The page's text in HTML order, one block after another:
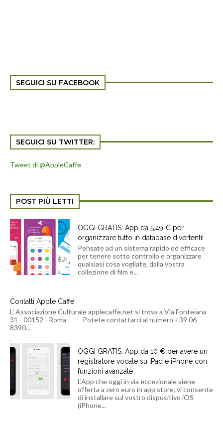
SEGUICI SU FACEBOOK
SEGUICI SU TWITTER:
Tweet di @AppleCaffe
POST PIÙ LETTI
OGGI GRATIS: App da 5,49 € per
organizzare tutto in database divertenti!
Pensate ad un sistema rapido ed efficace
per tenere sotto controllo e organizzare
qualsiasi cosa vogliate, dalla vostra
collezione di film e...
Contatti Apple Caffe'
L' Associazione Culturale applecaffe.net si trova a Via Fonteiana
31 - 00152 - Roma Potete contattarci al numero +39 06
8390...
OGGI GRATIS: App da 10 € per avere un
registratore vocale su iPad e iPhone con
funzioni avanzate
L'App che oggi in via eccezionale viene
offerta a zero euro in app store, vi consente
di installare sul vostro dispositivo iOS
(iPhone...